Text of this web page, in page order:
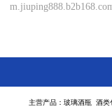
主营产品：玻璃酒瓶 酒